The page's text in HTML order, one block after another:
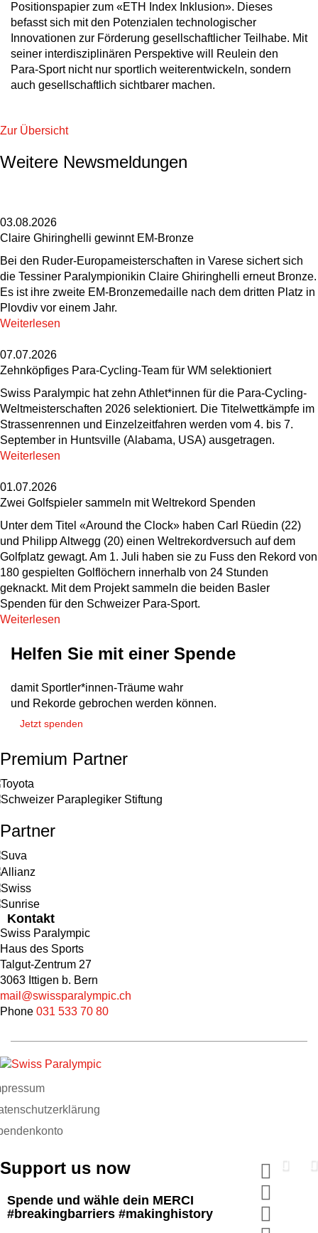
Positionspapier zum «ETH Index Inklusion». Dieses
befasst sich mit den Potenzialen technologischer
Innovationen zur Förderung gesellschaftlicher Teilhabe. Mit
seiner interdisziplinären Perspektive will Reulein den
Para-Sport nicht nur sportlich weiterentwickeln, sondern
auch gesellschaftlich sichtbarer machen.
Zur Übersicht
Weitere Newsmeldungen
03.08.2026
Claire Ghiringhelli gewinnt EM-Bronze
Bei den Ruder-Europameisterschaften in Varese sichert sich
die Tessiner Paralympionikin Claire Ghiringhelli erneut Bronze.
Es ist ihre zweite EM-Bronzemedaille nach dem dritten Platz in
Plovdiv vor einem Jahr.
Weiterlesen
07.07.2026
Zehnköpfiges Para-Cycling-Team für WM selektioniert
Swiss Paralympic hat zehn Athlet*innen für die Para-Cycling-
Weltmeisterschaften 2026 selektioniert. Die Titelwettkämpfe im
Strassenrennen und Einzelzeitfahren werden vom 4. bis 7.
September in Huntsville (Alabama, USA) ausgetragen.
Weiterlesen
01.07.2026
Zwei Golfspieler sammeln mit Weltrekord Spenden
Unter dem Titel «Around the Clock» haben Carl Rüedin (22)
und Philipp Altwegg (20) einen Weltrekordversuch auf dem
Golfplatz gewagt. Am 1. Juli haben sie zu Fuss den Rekord von
180 gespielten Golflöchern innerhalb von 24 Stunden
geknackt. Mit dem Projekt sammeln die beiden Basler
Spenden für den Schweizer Para-Sport.
Weiterlesen
Helfen Sie mit einer Spende
damit Sportler*innen-Träume wahr
und Rekorde gebrochen werden können.
Jetzt spenden
Premium Partner
Partner
Kontakt
Swiss Paralympic
Haus des Sports
Talgut-Zentrum 27
3063 Ittigen b. Bern
mail@swissparalympic.ch
Phone 031 533 70 80
Support us now
Spende und wähle dein MERCI
#breakingbarriers #makinghistory